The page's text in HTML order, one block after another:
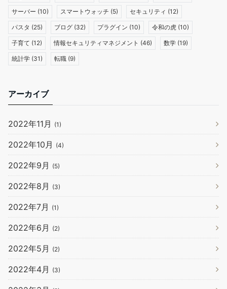
サーバー (10) スマートウォッチ (5) セキュリティ (12)
パスタ (25) ブログ (32) プラグイン (10) 令和の虎 (10)
子育て (12) 情報セキュリティマネジメント (46) 数学 (19)
統計学 (31) 転職 (9)
アーカイブ
2022年11月 (1)
2022年10月 (4)
2022年9月 (5)
2022年8月 (3)
2022年7月 (1)
2022年6月 (2)
2022年5月 (2)
2022年4月 (3)